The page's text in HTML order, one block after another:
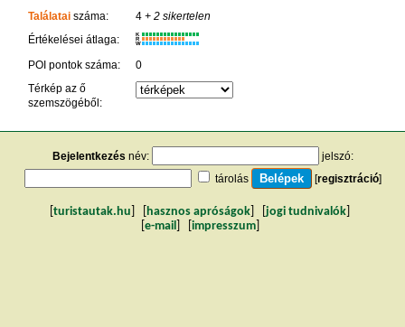
Találataiszáma: 4+ 2 sikertelen
Értékelései átlaga:
K
R
W
POI pontok száma:
0
Térkép az ő
szemszögéből:
Bejelentkezés név:
jelszó:
tárolás
[regisztráció]
turistautak.hu hasznos apróságok jogi tudnivalók
e-mail impresszum]